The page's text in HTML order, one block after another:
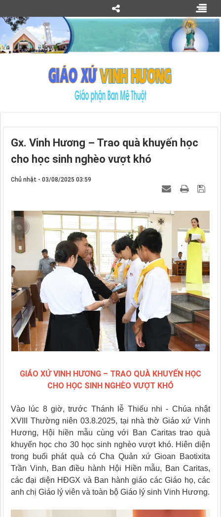
Gx. Vinh Hương – Trao quà khuyến học
cho học sinh nghèo vượt khó
Chủ nhật - 03/08/2025 03:59
GIÁO XỨ VINH HƯƠNG – TRAO QUÀ KHUYẾN HỌC
CHO HỌC SINH NGHÈO VƯỢT KHÓ
Vào lúc 8 giờ, trước Thánh lễ Thiếu nhi - Chúa nhật
XVIII Thường niên 03.8.2025, tại nhà thờ Giáo xứ Vinh
Hương, Hội hiền mẫu cùng với Ban Caritas trao quà
khuyến học cho 30 học sinh nghèo vượt khó. Hiên diện
trong buổi phát quà có Cha Quản xứ Gioan Baotixita
Trần Vinh, Ban điều hành Hội Hiền mẫu, Ban Caritas,
các đại diện HĐGX và Ban hành giáo các Giáo họ, các
anh chị Giáo lý viên và toàn bộ Giáo lý sinh Vinh Hương.